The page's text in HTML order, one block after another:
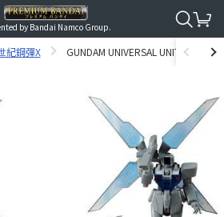
by Bandai Namco Group.
紀鋼彈X GUNDAM UNIVERSAL UNIT G BIT